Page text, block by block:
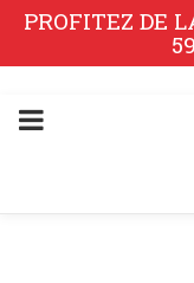
PROFITEZ DE